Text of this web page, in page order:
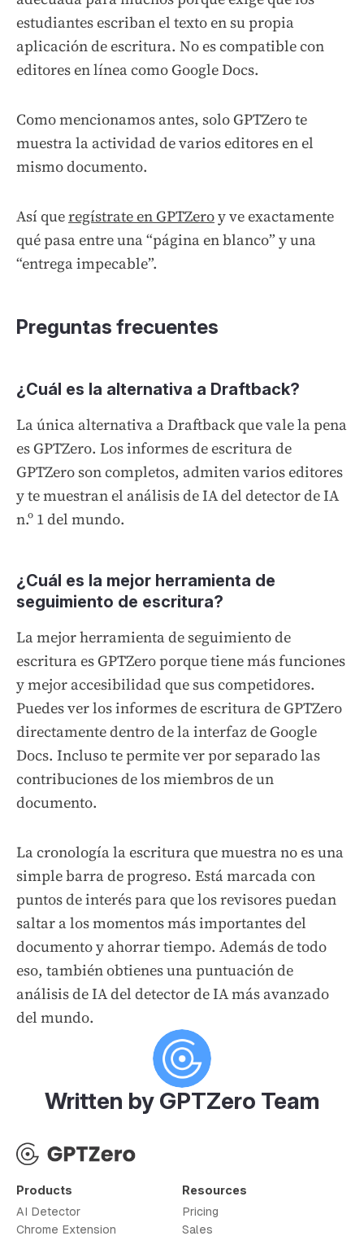
estudiantes escriban el texto en su propia
aplicación de escritura. No es compatible con
editores en línea como Google Docs.
Como mencionamos antes, solo GPTZero te
muestra la actividad de varios editores en el
mismo documento.
Así queregístrate en GPTZeroy ve exactamente
qué pasa entre una “página en blanco” y una
“entrega impecable”.
Preguntas frecuentes
¿Cuál es la alternativa a Draftback?
La única alternativa a Draftback que vale la pena
es GPTZero. Los informes de escritura de
GPTZero son completos, admiten varios editores
y te muestran el análisis de IA del detector de IA
n.º 1 del mundo.
¿Cuál es la mejor herramienta de
seguimiento de escritura?
La mejor herramienta de seguimiento de
escritura es GPTZero porque tiene más funciones
y mejor accesibilidad que sus competidores.
Puedes ver los informes de escritura de GPTZero
directamente dentro de la interfaz de Google
Docs. Incluso te permite ver por separado las
contribuciones de los miembros de un
documento.
La cronología la escritura que muestra no es una
simple barra de progreso. Está marcada con
puntos de interés para que los revisores puedan
saltar a los momentos más importantes del
documento y ahorrar tiempo. Además de todo
eso, también obtienes una puntuación de
análisis de IA del detector de IA más avanzado
del mundo.
Written by GPTZero Team
Products
AI Detector
Chrome Extension
Resources
Pricing
Sales